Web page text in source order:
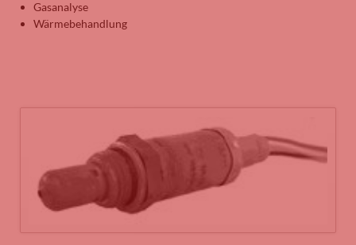
Gasanalyse
Wärmebehandlung